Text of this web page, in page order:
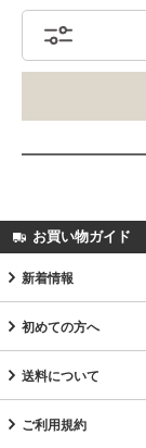
お買い物ガイド
新着情報
初めての方へ
送料について
ご利用規約